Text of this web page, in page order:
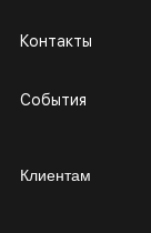
Контакты
События
Клиентам